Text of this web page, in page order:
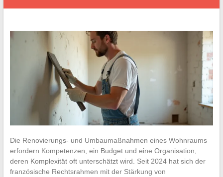
Die Renovierungs- und Umbaumaßnahmen eines Wohnraums
erfordern Kompetenzen, ein Budget und eine Organisation,
deren Komplexität oft unterschätzt wird. Seit 2024 hat sich der
französische Rechtsrahmen mit der Stärkung von